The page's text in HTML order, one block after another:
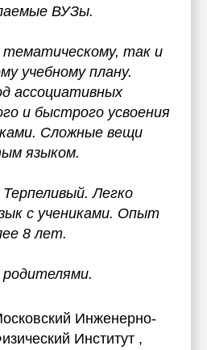
ВУЗы.
так и
учебному плану.
ассоциативных
и быстрого усвоения
Сложные вещи
языком.
Легко
с учениками. Опыт
8 лет.
родителями.
Инженерно-
Институт ,